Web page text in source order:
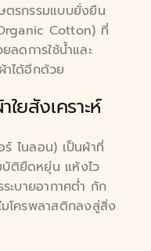
ตรกรรมแบบยั่งยืน
Cotton) ที่
ลดการใช้น้ำและ
าได้อีกด้วย
ยสังเคราะห์
ร์ ไนลอน) เป็นผ้าที่
ติยืดหยุ่น แห้งไว
ะบายอากาศต่ำ กัก
โครพลาสติกลงสู่สิ่ง